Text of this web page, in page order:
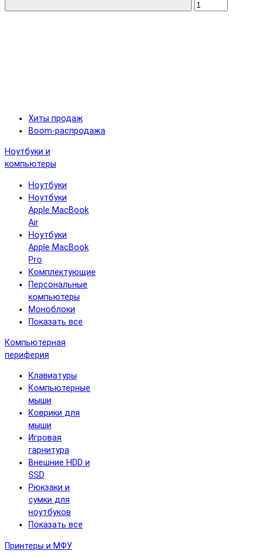
Хиты продаж
Boom-распродажа
Ноутбуки и
компьютеры
Ноутбуки
Ноутбуки
Apple MacBook
Air
Ноутбуки
Apple MacBook
Pro
Комплектующие
Персональные
компьютеры
Моноблоки
Показать все
Компьютерная
периферия
Клавиатуры
Компьютерные
мыши
Коврики для
мыши
Игровая
гарнитура
Внешние HDD и
SSD
Рюкзаки и
сумки для
ноутбуков
Показать все
Принтеры и МФУ